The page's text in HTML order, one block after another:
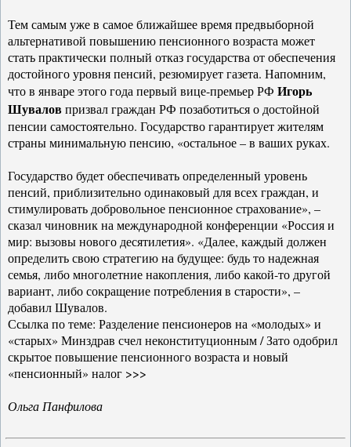
Тем самым уже в самое ближайшее время предвыборной
альтернативой повышению пенсионного возраста может
стать практически полный отказ государства от обеспечения
достойного уровня пенсий, резюмирует газета. Напомним,
что в январе этого года первый вице-премьер РФ Игорь
Шувалов призвал граждан РФ позаботиться о достойной
пенсии самостоятельно. Государство гарантирует жителям
страны минимальную пенсию, «остальное – в ваших руках.
Государство будет обеспечивать определенный уровень
пенсий, приблизительно одинаковый для всех граждан, и
стимулировать добровольное пенсионное страхование», –
сказал чиновник на международной конференции «Россия и
мир: вызовы нового десятилетия». «Далее, каждый должен
определить свою стратегию на будущее: будь то надежная
семья, либо многолетние накопления, либо какой-то другой
вариант, либо сокращение потребления в старости», –
добавил Шувалов.
Ссылка по теме: Разделение пенсионеров на «молодых» и
«старых» Минздрав счел неконституционным / Зато одобрил
скрытое повышение пенсионного возраста и новый
«пенсионный» налог >>>
Ольга Панфилова